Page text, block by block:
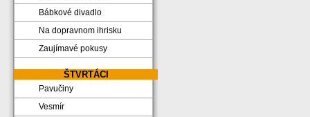
Bábkové divadlo
Na dopravnom ihrisku
Zaujímavé pokusy
ŠTVRTÁCI
Pavučiny
Vesmír